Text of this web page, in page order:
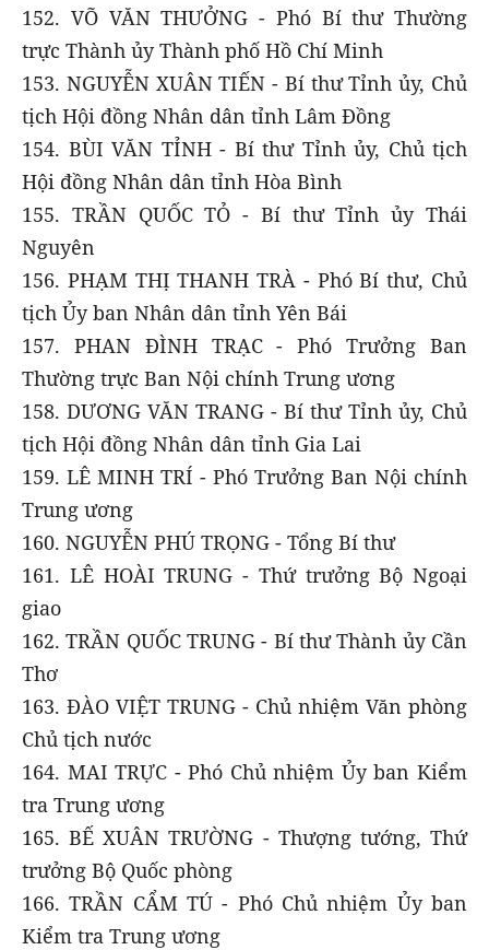
152. VÕ VĂN THƯỞNG - Phó Bí thư Thường
trực Thành ủy Thành phố Hồ Chí Minh
153. NGUYỄN XUÂN TIẾN - Bí thư Tỉnh ủy, Chủ
tịch Hội đồng Nhân dân tỉnh Lâm Đồng
154. BÙI VĂN TỈNH - Bí thư Tỉnh ủy, Chủ tịch
Hội đồng Nhân dân tỉnh Hòa Bình
155. TRẦN QUỐC TỎ - Bí thư Tỉnh ủy Thái
Nguyên
156. PHẠM THỊ THANH TRÀ - Phó Bí thư, Chủ
tịch Ủy ban Nhân dân tỉnh Yên Bái
157. PHAN ĐÌNH TRẠC - Phó Trưởng Ban
Thường trực Ban Nội chính Trung ương
158. DƯƠNG VĂN TRANG - Bí thư Tỉnh ủy, Chủ
tịch Hội đồng Nhân dân tỉnh Gia Lai
159. LÊ MINH TRÍ - Phó Trưởng Ban Nội chính
Trung ương
160. NGUYỄN PHÚ TRỌNG - Tổng Bí thư
161. LÊ HOÀI TRUNG - Thứ trưởng Bộ Ngoại
giao
162. TRẦN QUỐC TRUNG - Bí thư Thành ủy Cần
Thơ
163. ĐÀO VIỆT TRUNG - Chủ nhiệm Văn phòng
Chủ tịch nước
164. MAI TRỰC - Phó Chủ nhiệm Ủy ban Kiểm
tra Trung ương
165. BẾ XUÂN TRƯỜNG - Thượng tướng, Thứ
trưởng Bộ Quốc phòng
166. TRẦN CẨM TÚ - Phó Chủ nhiệm Ủy ban
Kiểm tra Trung ương